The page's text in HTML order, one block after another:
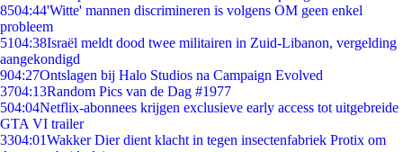
8504:44'Witte' mannen discrimineren is volgens OM geen enkel
probleem
5104:38Israël meldt dood twee militairen in Zuid-Libanon, vergelding
aangekondigd
904:27Ontslagen bij Halo Studios na Campaign Evolved
3704:13Random Pics van de Dag #1977
504:04Netflix-abonnees krijgen exclusieve early access tot uitgebreide
GTA VI trailer
3304:01Wakker Dier dient klacht in tegen insectenfabriek Protix om